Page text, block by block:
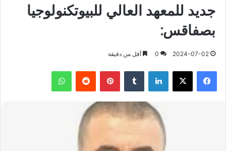
جديد للمعهد العالي للبيوتكنولوجيا
بصفاقس:
2024-07-02
0 أقل من دقيقة
فيسبوك X لينكدإن بينتيريست واتساب